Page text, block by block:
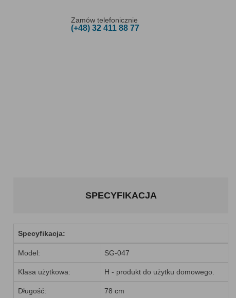
Zamów telefonicznie
(+48) 32 411 88 77
SPECYFIKACJA
Specyfikacja:
Model: SG-047
Klasa użytkowa: H - produkt do użytku domowego.
Długość: 78 cm